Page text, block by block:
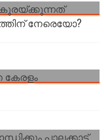
നേരെയോ?
പാലക്കാട്ട്